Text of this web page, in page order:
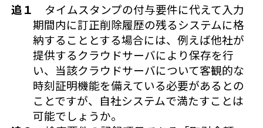
追１
タイムスタンプの付与要件に代えて入力
期間内に訂正削除履歴の残るシステムに格
納することとする場合には、例えば他社が
提供するクラウドサーバにより保存を行
い、当該クラウドサーバについて客観的な
時刻証明機能を備えている必要があるとの
ことですが、自社システムで満たすことは
可能でしょうか。